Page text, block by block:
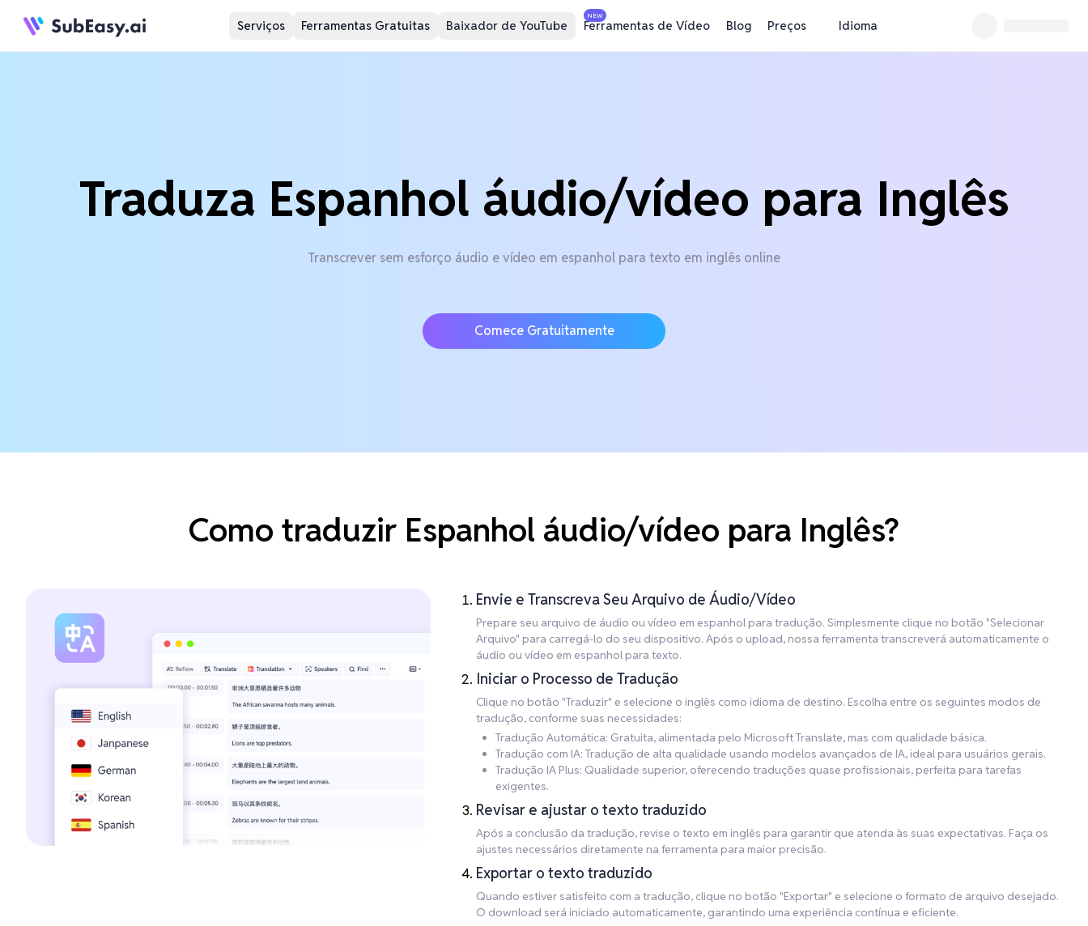
Serviços Ferramentas Gratuitas Baixador de YouTube
NEW
Ferramentas de Vídeo Blog Preços Idioma
Traduza Espanhol áudio/vídeo para Inglês
Transcrever sem esforço áudio e vídeo em espanhol para texto em inglês online
Comece Gratuitamente
Como traduzir Espanhol áudio/vídeo para Inglês?
Envie e Transcreva Seu Arquivo de Áudio/Vídeo
Prepare seu arquivo de áudio ou vídeo em espanhol para tradução. Simplesmente clique no botão "Selecionar
Arquivo" para carregá-lo do seu dispositivo. Após o upload, nossa ferramenta transcreverá automaticamente o
áudio ou vídeo em espanhol para texto.
Iniciar o Processo de Tradução
Clique no botão "Traduzir" e selecione o inglês como idioma de destino. Escolha entre os seguintes modos de
tradução, conforme suas necessidades:
Tradução Automática: Gratuita, alimentada pelo Microsoft Translate, mas com qualidade básica.
Tradução com IA: Tradução de alta qualidade usando modelos avançados de IA, ideal para usuários gerais.
Tradução IA Plus: Qualidade superior, oferecendo traduções quase profissionais, perfeita para tarefas
exigentes.
Revisar e ajustar o texto traduzido
Após a conclusão da tradução, revise o texto em inglês para garantir que atenda às suas expectativas. Faça os
ajustes necessários diretamente na ferramenta para maior precisão.
Exportar o texto traduzido
Quando estiver satisfeito com a tradução, clique no botão "Exportar" e selecione o formato de arquivo desejado.
O download será iniciado automaticamente, garantindo uma experiência contínua e eficiente.